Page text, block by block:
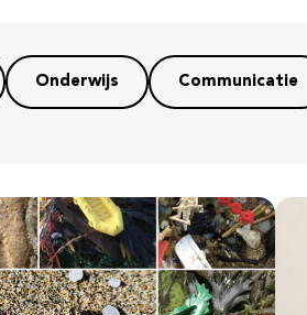
Onderwijs Communicatie